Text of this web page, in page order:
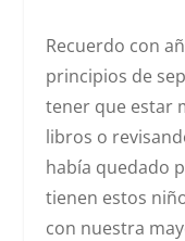
Recuerdo con
principios de
tener que estar
libros o
había quedado
tienen estos
con nuestra